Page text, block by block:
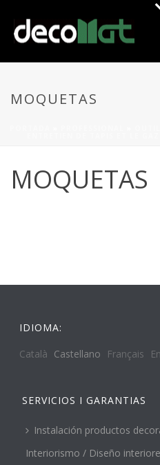
MOQUETAS
MOQUETAS
IDIOMA:
Català Castellano Français
SERVICIOS I GARANTIAS
Instalación productos
Interiorismo / Diseño